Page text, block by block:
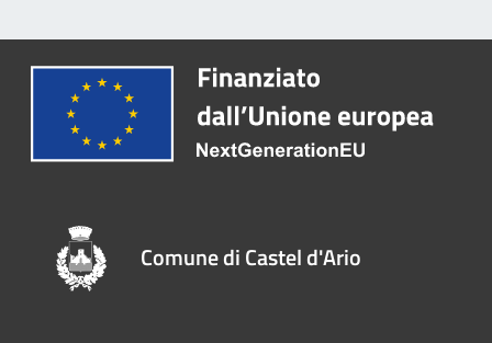
Comune di Castel d'Ario